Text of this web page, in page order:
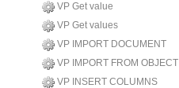
VP Get value
VP Get values
VP IMPORT DOCUMENT
VP IMPORT FROM OBJECT
VP INSERT COLUMNS